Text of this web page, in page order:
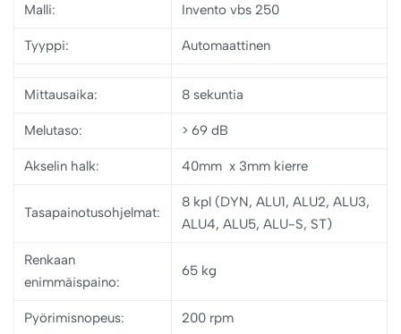
Malli: Invento vbs 250
Tyyppi: Automaattinen
Mittausaika: 8 sekuntia
Melutaso: > 69 dB
Akselin halk: 40mm x 3mm kierre
Tasapainotusohjelmat:
8 kpl (DYN, ALU1, ALU2, ALU3,
ALU4, ALU5, ALU-S, ST)
Renkaan
enimmäispaino:
65 kg
Pyörimisnopeus: 200 rpm